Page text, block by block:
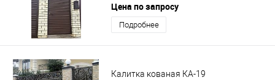
Цена по запросу
Подробнее
Калитка кованая КА-19